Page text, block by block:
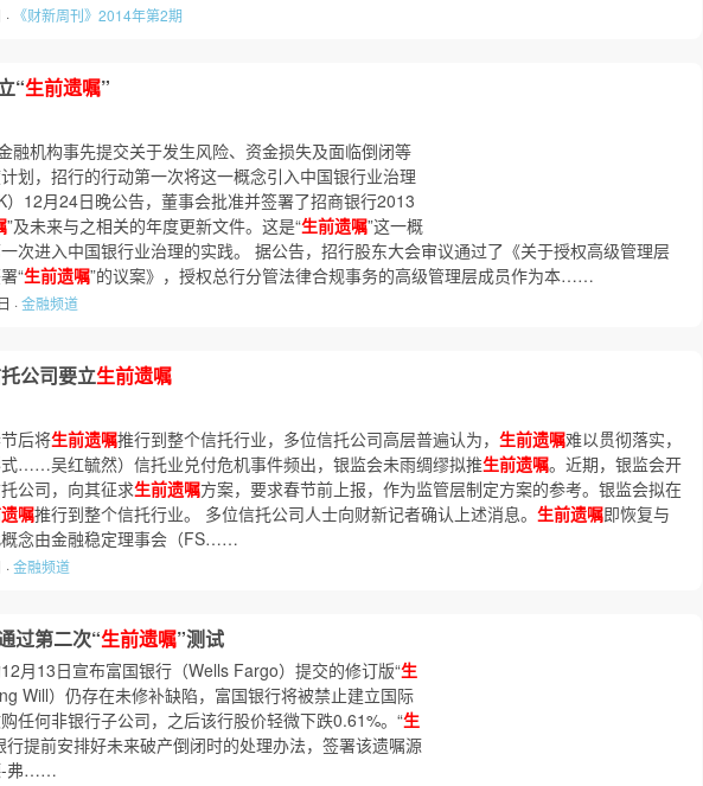
《财新周刊》2014年第2期
“生前遗嘱”
融机构事先提交关于发生风险、资金损失及面临倒闭等
划，招行的行动第一次将这一概念引入中国银行业治理
12月24日晚公告，董事会批准并签署了招商银行2013
”及未来与之相关的年度更新文件。这是“生前遗嘱”这一概
次进入中国银行业治理的实践。 据公告，招行股东大会审议通过了《关于授权高级管理层
“生前遗嘱”的议案》，授权总行分管法律合规事务的高级管理层成员作为本……
·金融频道
公司要立生前遗嘱
后将生前遗嘱推行到整个信托行业，多位信托公司高层普遍认为， 生前遗嘱难以贯彻落实，
……吴红毓然）信托业兑付危机事件频出，银监会未雨绸缪拟推生前遗嘱。近期，银监会开
公司，向其征求生前遗嘱方案，要求春节前上报，作为监管层制定方案的参考。银监会拟在
嘱推行到整个信托行业。 多位信托公司人士向财新记者确认上述消息。 生前遗嘱即恢复与
概念由金融稳定理事会（FS……
金融频道
过第二次“生前遗嘱”测试
月13日宣布富国银行（Wells Fargo）提交的修订版“生
Will）仍存在未修补缺陷，富国银行将被禁止建立国际
任何非银行子公司，之后该行股价轻微下跌0.61%。“生
行提前安排好未来破产倒闭时的处理办法，签署该遗嘱源
-弗……